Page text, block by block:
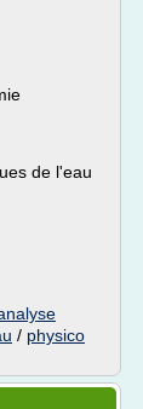
de l'eau
/ physico